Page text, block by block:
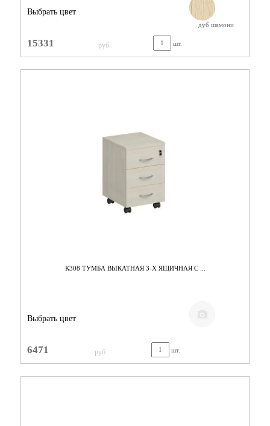
Выбрать цвет
дуб шамони
15331 руб шт.
К308 ТУМБА ВЫКАТНАЯ 3-Х ЯЩИЧНАЯ С ...
Выбрать цвет
6471 руб шт.